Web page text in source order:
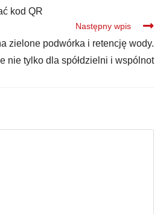
kod QR
Następny wpis
zielone podwórka i retencję wody.
nie tylko dla spółdzielni i wspólnot